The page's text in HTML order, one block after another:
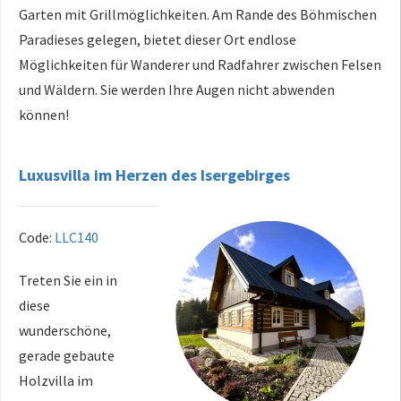
Garten mit Grillmöglichkeiten. Am Rande des Böhmischen
Paradieses gelegen, bietet dieser Ort endlose
Möglichkeiten für Wanderer und Radfahrer zwischen Felsen
und Wäldern. Sie werden Ihre Augen nicht abwenden
können!
Luxusvilla im Herzen des Isergebirges
Code: LLC140
Treten Sie ein in
diese
wunderschöne,
gerade gebaute
Holzvilla im